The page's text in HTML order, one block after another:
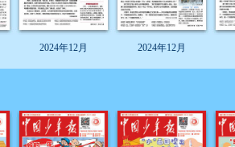
2024年12月 2024年12月